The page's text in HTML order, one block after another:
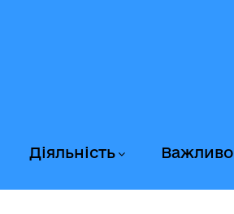
Діяльність Важливо